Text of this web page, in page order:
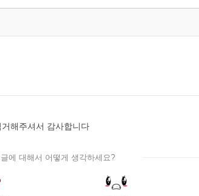
해주셔서 감사합니다
에 대해서 어떻게 생각하세요?